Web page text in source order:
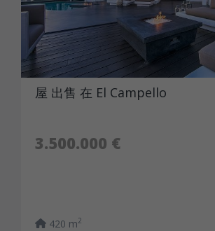
屋 出售 在 El Campello
3.500.000 €
420 m2